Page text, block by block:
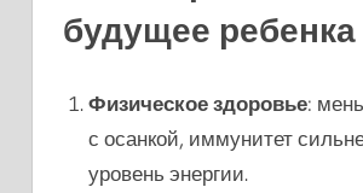
будущее ребенка
Физическое здоровье:
с осанкой, иммунитет
уровень энергии.